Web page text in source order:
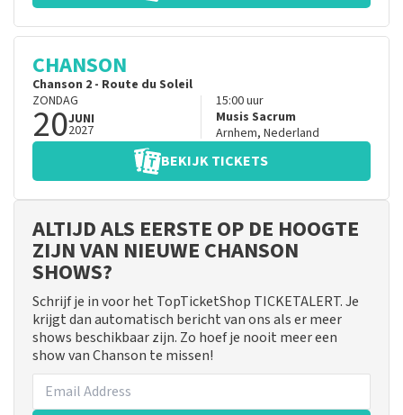
CHANSON
Chanson 2 - Route du Soleil
ZONDAG
20JUNI
2027
15:00uur
Musis Sacrum
Arnhem, Nederland
BEKIJK TICKETS
ALTIJD ALS EERSTE OP DE HOOGTE
ZIJN VAN NIEUWE CHANSON
SHOWS?
Schrijf je in voor het TopTicketShop TICKETALERT. Je
krijgt dan automatisch bericht van ons als er meer
shows beschikbaar zijn. Zo hoef je nooit meer een
show van Chanson te missen!